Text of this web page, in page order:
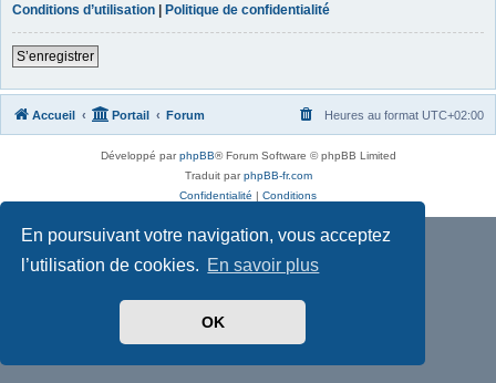
En poursuivant votre navigation, vous acceptez
l’utilisation de cookies. En savoir plus
OK
Conditions d’utilisation | Politique de confidentialité
S’enregistrer
Accueil Portail Forum Heures au format UTC+02:00
Développé parphpBB® Forum Software © phpBB Limited
Traduit parphpBB-fr.com
Confidentialité | Conditions